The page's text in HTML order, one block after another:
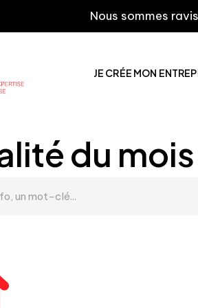
Nous sommes ravis
JE CRÉE MON
du mois